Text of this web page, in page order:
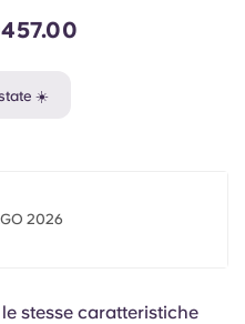
☀️
2026
stesse caratteristiche